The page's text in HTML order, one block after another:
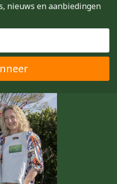
nieuws en aanbiedingen